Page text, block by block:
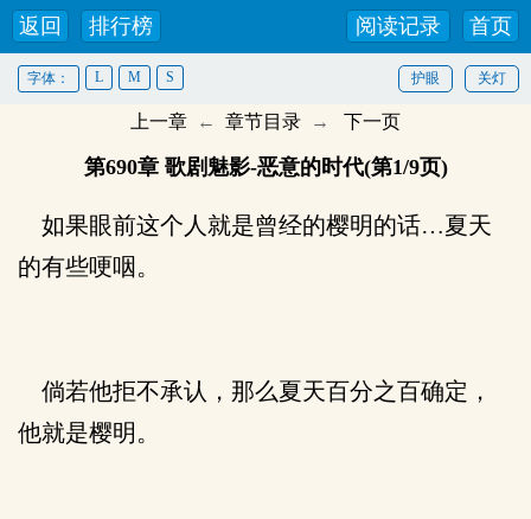
返回 排行榜 首页
阅读记录
关灯
护眼
字体： L M S
上一章 ← 章节目录 → 下一页
第690章 歌剧魅影-恶意的时代(第1/9页)
如果眼前这个人就是曾经的樱明的话…夏天
的有些哽咽。
倘若他拒不承认，那么夏天百分之百确定，
他就是樱明。